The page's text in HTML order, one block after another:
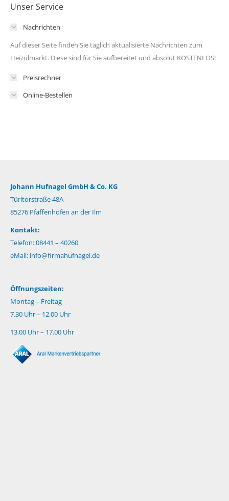
Unser Service
Nachrichten
Auf dieser Seite finden Sie täglich aktualisierte Nachrichten zum
Heizölmarkt. Diese sind für Sie aufbereitet und absolut KOSTENLOS!
Preisrechner
Online-Bestellen
Johann Hufnagel GmbH & Co. KG
Türltorstraße 48A
85276 Pfaffenhofen an der Ilm
Kontakt:
Telefon: 08441 – 40260
eMail: info@firmahufnagel.de
Öffnungszeiten:
Montag – Freitag
7.30 Uhr – 12.00 Uhr
13.00 Uhr – 17.00 Uhr